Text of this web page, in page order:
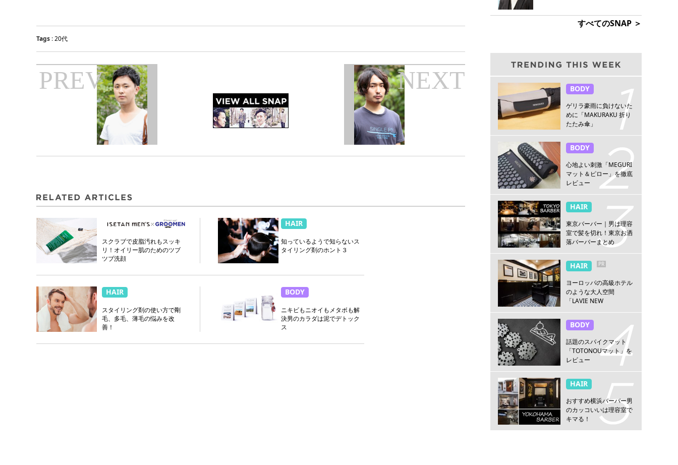
Tags :20代
PREV NEXT
スクラブで皮脂汚れもスッキ
リ！オイリー肌のためのツブ
ツブ洗顔
HAIR
知っているようで知らないス
タイリング剤のホント３
HAIR
スタイリング剤の使い方で剛
毛、多毛、薄毛の悩みを改
善！
BODY
ニキビもニオイもメタボも解
決男のカラダは泥でデトック
ス
すべてのSNAP ＞
BODY
ゲリラ豪雨に負けないた
めに「MAKURAKU 折り
たたみ傘」
BODY
心地よい刺激「MEGURI
マット＆ピロー」を徹底
レビュー
HAIR
東京バーバー｜男は理容
室で髪を切れ！東京お洒
落バーバーまとめ
HAIR PR
ヨーロッパの高級ホテル
のような大人空間
「LAVIE NEW
店」
BODY
話題のスパイクマット
「TOTONOUマット」を
レビュー
HAIR
おすすめ横浜バーバー男
のカッコいいは理容室で
キマる！